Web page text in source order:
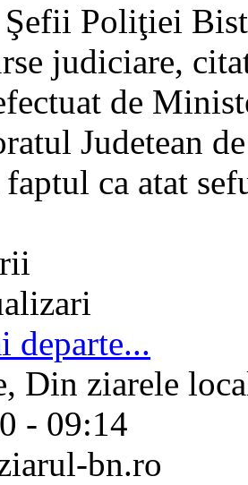
Poliţiei
judiciare,
de
Judetean
ca atat
departe...
Din ziarele
- 09:14
bn.ro